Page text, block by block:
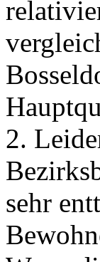
2.
sehr